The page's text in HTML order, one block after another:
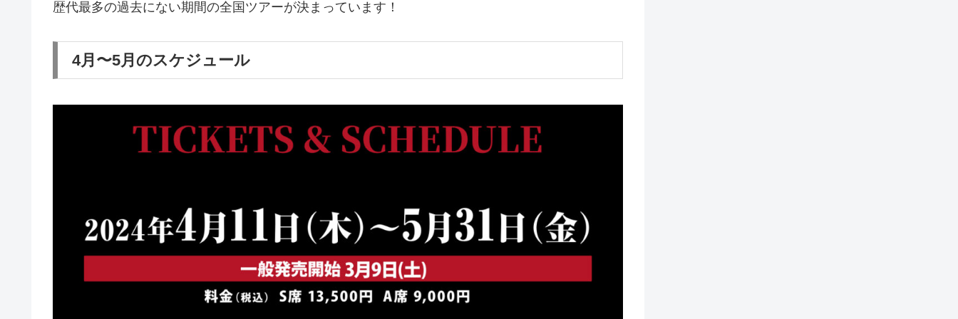
歴代最多の過去にない期間の全国ツアーが決まっています！
4月〜5月のスケジュール